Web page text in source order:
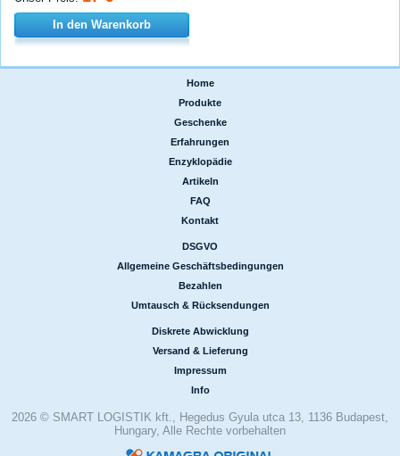
In den Warenkorb
Home
Produkte
Geschenke
Erfahrungen
Enzyklopädie
Artikeln
FAQ
Kontakt
DSGVO
Allgemeine Geschäftsbedingungen
Bezahlen
Umtausch & Rücksendungen
Diskrete Abwicklung
Versand & Lieferung
Impressum
Info
2026 © SMART LOGISTIK kft., Hegedus Gyula utca 13, 1136 Budapest,
Hungary, Alle Rechte vorbehalten